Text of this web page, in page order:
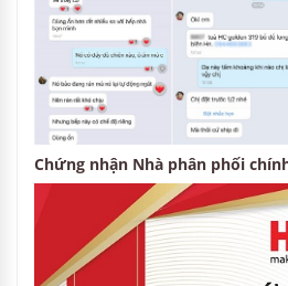
Tính năng nổi bật
– Hệ thống làm đá: Tạo đá với
– Hệ thống MultiAirflow: lưu
tất cả các cấp độ .
– Không đóng tuyết.
– Báo động âm thanh và hình
trong tủ đá, chức năng bộ nhớ.
– Làm đá tự động.
– Có thể lấy đá và nước bên
– Kiểm soát nhiệt độ điện tử với
thuật số.
– Cài đặt nhiệt độ riêng biệt